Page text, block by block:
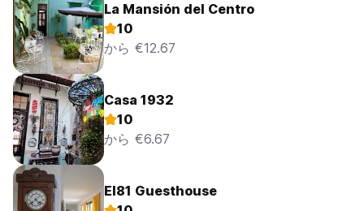
La Mansión del Centro
10
から €12.67
Casa 1932
10
から €6.67
El81 Guesthouse